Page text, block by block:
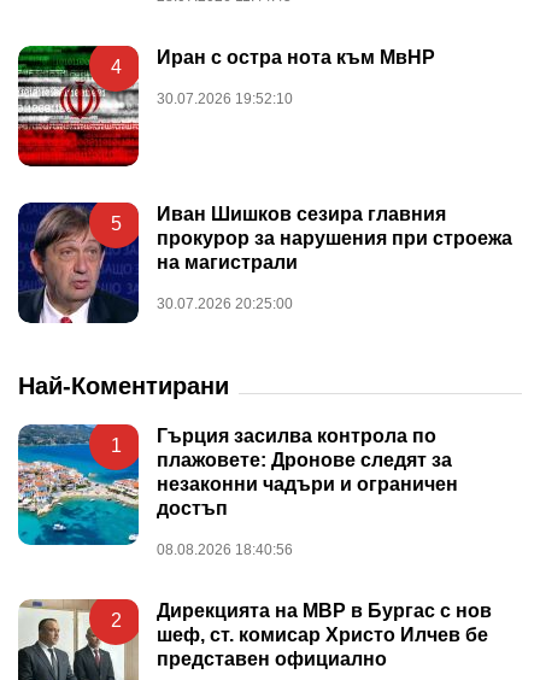
4 Иран с остра нота към МвНР
30.07.2026 19:52:10
5
Иван Шишков сезира главния
прокурор за нарушения при строежа
на магистрали
30.07.2026 20:25:00
Най-Коментирани
1
Гърция засилва контрола по
плажовете: Дронове следят за
незаконни чадъри и ограничен
достъп
08.08.2026 18:40:56
2
Дирекцията на МВР в Бургас с нов
шеф, ст. комисар Христо Илчев бе
представен официално